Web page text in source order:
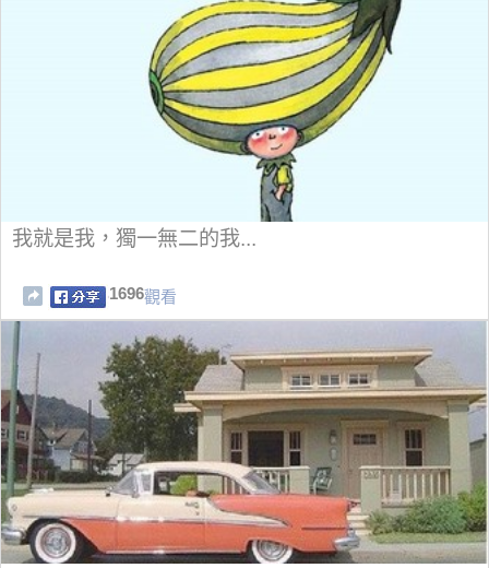
我就是我，獨一無二的我...
1696觀看